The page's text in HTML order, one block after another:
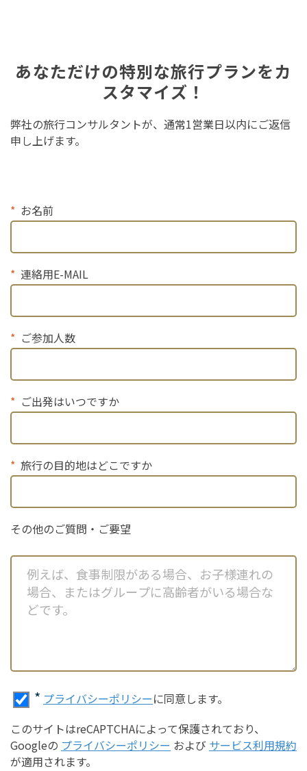
あなただけの特別な旅行プランをカ
スタマイズ！
弊社の旅行コンサルタントが、通常1営業日以内にご返信
申し上げます。
お名前
連絡用E-MAIL
ご参加人数
ご出発はいつですか
旅行の目的地はどこですか
その他のご質問・ご要望
* プライバシーポリシーに同意します。
このサイトはreCAPTCHAによって保護されており、
Googleの プライバシーポリシー および サービス利用規約
が適用されます。